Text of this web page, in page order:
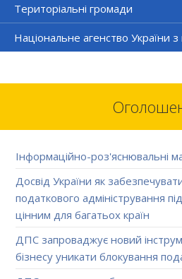
Територіальні громади
Національне агенство України
Інформаційно-роз'яснювальні
Досвід України як
податкового адміністрування
цінним для багатьох країн
ДПС запроваджує новий
бізнесу уникати блокування